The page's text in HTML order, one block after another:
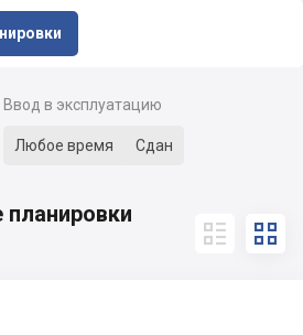
Ввод в эксплуатацию
Любое время Сдан
 